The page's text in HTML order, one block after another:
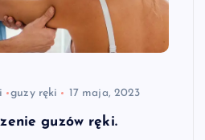
guzy ręki 17 maja, 2023
guzów ręki.